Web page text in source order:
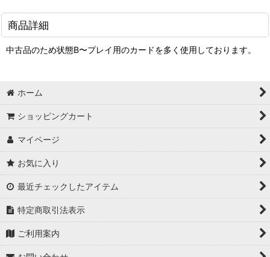
商品詳細
中古品のため状態B〜プレイ用のカードを多く使用しております。
ホーム
ショッピングカート
マイページ
お気に入り
最近チェックしたアイテム
特定商取引法表示
ご利用案内